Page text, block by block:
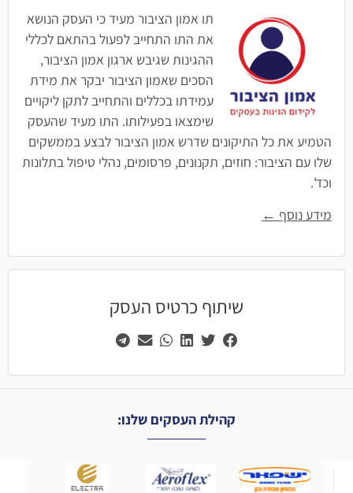
תו אמון הציבור מעיד כי העסק הנושא
את התו התחייב לפעול בהתאם לכללי
ההגינות שגיבש ארגון אמון הציבור,
הסכים שאמון הציבור יבקר את מידת
עמידתו בכללים והתחייב לתקן ליקויים
שימצאו בפעילותו. התו מעיד שהעסק
הטמיע את כל התיקונים שדרש אמון הציבור לבצע בממשקים
שלו עם הציבור: חוזים, תקנונים, פרסומים, נהלי טיפול בתלונות
וכד'.
מידע נוסף ←
שיתוף כרטיס העסק
קהילת העסקים שלנו: